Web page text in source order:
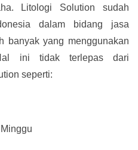
Litologi Solution sudah
dalam bidang jasa
banyak yang menggunakan
ini tidak terlepas dari
seperti: